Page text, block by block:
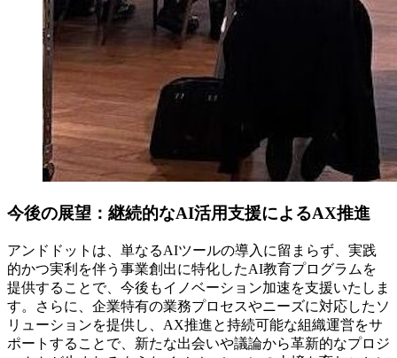
今後の展望：継続的なAI活用支援によるAX推進
アンドドットは、単なるAIツールの導入に留まらず、実践
的かつ実利を伴う事業創出に特化したAI教育プログラムを
提供することで、今後もイノベーション加速を支援いたしま
す。さらに、企業特有の業務プロセスやニーズに対応したソ
リューションを提供し、AX推進と持続可能な組織運営をサ
ポートすることで、新たな出会いや議論から革新的なプロジ